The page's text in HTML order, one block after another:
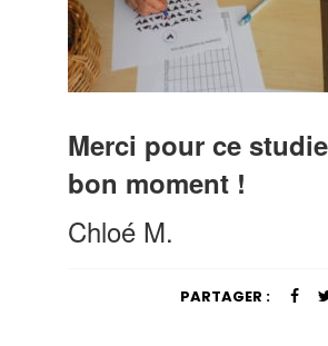
Merci pour ce
bon moment !
Chloé M.
PARTAGER :